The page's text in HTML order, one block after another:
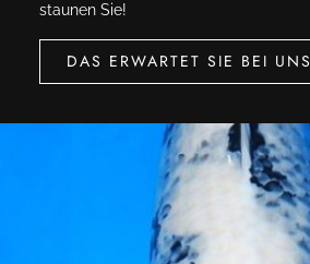
staunen Sie!
DAS ERWARTET SIE BEI UNS